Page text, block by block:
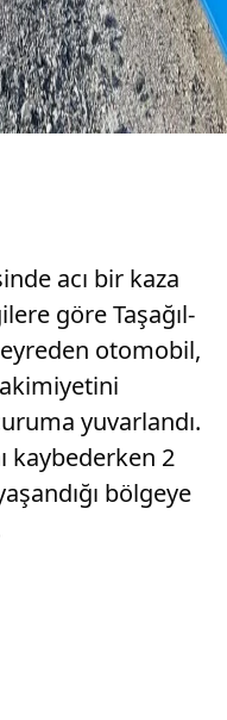
acı bir kaza
göre Taşağıl-
otomobil,
yuvarlandı.
kaybederken 2
bölgeye